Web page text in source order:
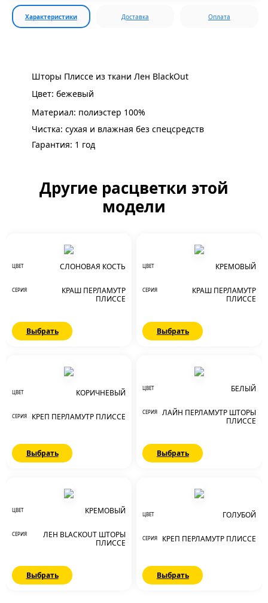
Характеристики Доставка Оплата
Шторы Плиссе из ткани Лен BlackOut
Цвет: бежевый
Материал: полиэстер 100%
Чистка: сухая и влажная без спецсредств
Гарантия: 1 год
Другие расцветки этой
модели
ЦВЕТ СЛОНОВАЯ КОСТЬ
СЕРИЯ
КРАШ ПЕРЛАМУТР
ПЛИССЕ
Выбрать
ЦВЕТ КРЕМОВЫЙ
СЕРИЯ
КРАШ ПЕРЛАМУТР
ПЛИССЕ
Выбрать
ЦВЕТ КОРИЧНЕВЫЙ
СЕРИЯ КРЕП ПЕРЛАМУТР ПЛИССЕ
Выбрать
ЦВЕТ БЕЛЫЙ
СЕРИЯ
ЛАЙН ПЕРЛАМУТР ШТОРЫ
ПЛИССЕ
Выбрать
ЦВЕТ КРЕМОВЫЙ
СЕРИЯ
ЛЕН BLACKOUT ШТОРЫ
ПЛИССЕ
Выбрать
ЦВЕТ ГОЛУБОЙ
СЕРИЯ КРЕП ПЕРЛАМУТР ПЛИССЕ
Выбрать